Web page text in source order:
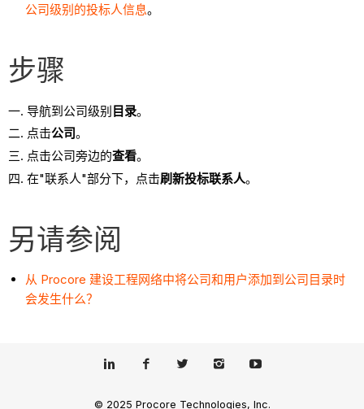
公司级别的投标人信息。
步骤
导航到公司级别目录。
点击公司。
点击公司旁边的查看。
在"联系人"部分下，点击刷新投标联系人。
另请参阅
从 Procore 建设工程网络中将公司和用户添加到公司目录时
会发生什么？
© 2025 Procore Technologies, Inc.